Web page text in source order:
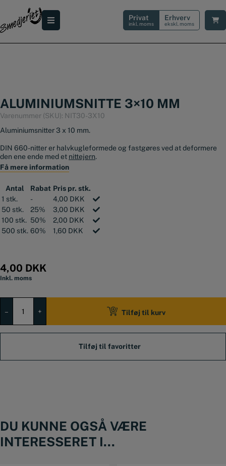
indholdet
Privat
inkl. moms
Erhverv
ekskl. moms
ALUMINIUMSNITTE 3×10 MM
Varenummer (SKU): NIT30-3X10
Aluminiumsnitter 3 x 10 mm.
DIN 660-nitter er halvkugleformede og fastgøres ved at deformere
den ene ende med et nittejern.
Aluminiumsnitter bruges primært til permanente samlinger i metal- og
Nitten er massiv og fremstilet af Aluminium.
DIN 660 rundhovedet nitter
Cylinderen måler Ø3 mm
Cylinderens længde er 10 mm
Få mere information
Antal Rabat Pris pr. stk.
1 stk.
- 4,00 DKK
50 stk.
25% 3,00 DKK
100 stk. 50% 2,00 DKK
500 stk. 60% 1,60 DKK
4,00 DKK
Inkl. moms
–
antal
+ Tilføj til kurv
DU KUNNE OGSÅ VÆRE
INTERESSERET I...